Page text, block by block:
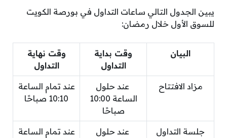
يبين الجدول التالي ساعات التداول في بورصة الكويت
للسوق الأول خلال رمضان:
البيان
وقت بداية
التداول
وقت نهاية
التداول
مزاد الافتتاح
عند حلول
الساعة 10:00
صباحًا
عند تمام الساعة
10:10 صباحًا
جلسة التداول
عند حلول
عند تمام الساعة